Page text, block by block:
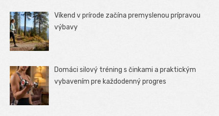
Víkend v prírode začína premyslenou prípravou
výbavy
Domáci silový tréning s činkami a praktickým
vybavením pre každodenný progres